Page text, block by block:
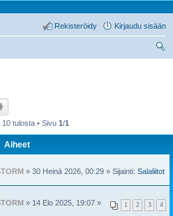
Kirjaudu sisään
Rekisteröidy
tulosta • Sivu 1/1
Aiheet
» 30 Heinä 2026, 00:29 » Sijainti: Salaliitot
1 2 3 4
» 14 Elo 2025, 19:07 »